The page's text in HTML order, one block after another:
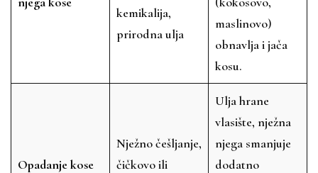
kemikalija,
prirodna ulja
maslinovo)
obnavlja i jača
kosu.
Opadanje kose
Nježno češljanje,
čičkovo ili
Ulja hrane
vlasište, nježna
njega smanjuje
dodatno